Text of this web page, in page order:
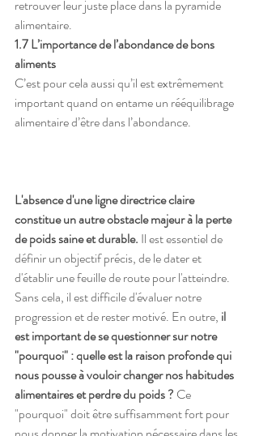
retrouver leur juste place dans la pyramide
alimentaire.
1.7 L’importance de l’abondance de bons
aliments
C’est pour cela aussi qu’il est extrêmement
important quand on entame un rééquilibrage
alimentaire d’être dans l’abondance.
L'absence d'une ligne directrice claire
constitue un autre obstacle majeur à la perte
de poids saine et durable. Il est essentiel de
définir un objectif précis, de le dater et
d'établir une feuille de route pour l'atteindre.
Sans cela, il est difficile d'évaluer notre
progression et de rester motivé. En outre, il
est important de se questionner sur notre
"pourquoi" : quelle est la raison profonde qui
nous pousse à vouloir changer nos habitudes
alimentaires et perdre du poids ? Ce
"pourquoi" doit être suffisamment fort pour